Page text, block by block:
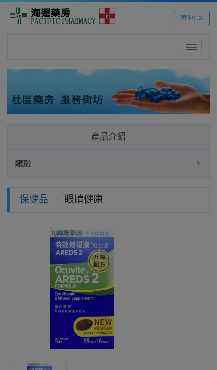
简体中文
Toggle
產品介紹
類別
保健品 眼睛健康